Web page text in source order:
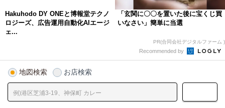
Hakuhodo DY ONEと博報堂テクノ
ロジーズ、広告運用自動化AIエージ
ェ...
「玄関に〇〇を置いた後に宝くじ買
いなさい」簡単に当選
PR(合同会社デジタルファーム )
Recommended by
地図検索 お店検索